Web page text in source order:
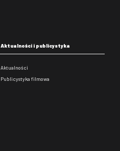
Aktualności i publicystyka
Aktualności
Publicystyka filmowa